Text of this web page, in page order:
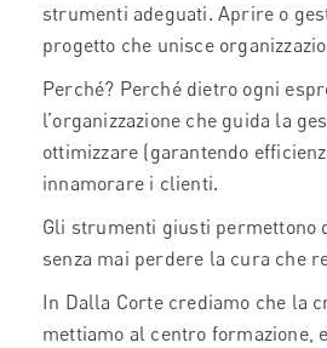
strumenti adeguati. Aprire o
progetto che unisce
Perché? Perché dietro ogni
l’organizzazione che guida la
ottimizzare (garantendo
innamorare i clienti.
Gli strumenti giusti permettono
senza mai perdere la cura che
In Dalla Corte crediamo che la
mettiamo al centro formazione,